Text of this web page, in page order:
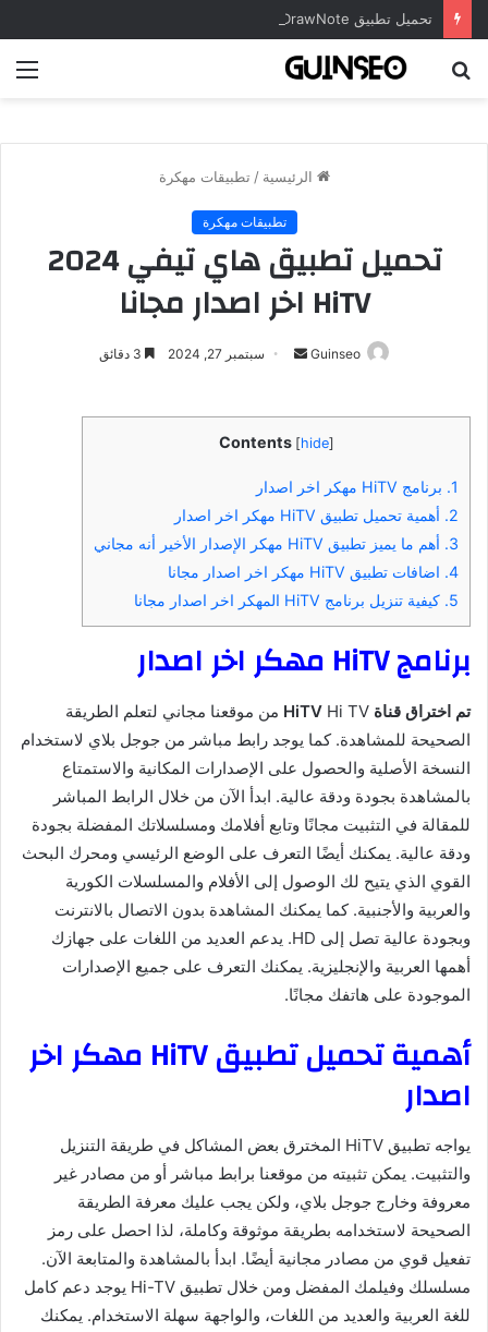
الرئيسية / تطبيقات مهكرة
تطبيقات مهكرة
تحميل تطبيق هاي تيفي 2024
HiTV اخر اصدار مجانا
Guinseo
أرسل سبتمبر 27, 2024
Contents [hide]
1. برنامج HiTV مهكر اخر اصدار
2. أهمية تحميل تطبيق HiTV مهكر اخر اصدار
3. أهم ما يميز تطبيق HiTV مهكر الإصدار الأخير أنه مجاني
4. اضافات تطبيق HiTV مهكر اخر اصدار مجانا
5. كيفية تنزيل برنامج HiTV المهكر اخر اصدار مجانا
برنامج HiTV مهكر اخر اصدار
تم اختراق قناة HiTV
Hi TV من موقعنا مجاني لتعلم الطريقة
الصحيحة للمشاهدة. كما يوجد رابط مباشر من جوجل بلاي لاستخدام
النسخة الأصلية والحصول على الإصدارات المكانية والاستمتاع
بالمشاهدة بجودة ودقة عالية. ابدأ الآن من خلال الرابط المباشر
للمقالة في التثبيت مجانًا وتابع أفلامك ومسلسلاتك المفضلة بجودة
ودقة عالية. يمكنك أيضًا التعرف على الوضع الرئيسي ومحرك البحث
القوي الذي يتيح لك الوصول إلى الأفلام والمسلسلات الكورية
والعربية والأجنبية. كما يمكنك المشاهدة بدون الاتصال بالانترنت
وبجودة عالية تصل إلى HD. يدعم العديد من اللغات على جهازك
أهمها العربية والإنجليزية. يمكنك التعرف على جميع الإصدارات
الموجودة على هاتفك مجانًا.
أهمية تحميل تطبيق HiTV مهكر اخر
اصدار
يواجه تطبيق HiTV المخترق بعض المشاكل في طريقة التنزيل
والتثبيت. يمكن تثبيته من موقعنا برابط مباشر أو من مصادر غير
معروفة وخارج جوجل بلاي، ولكن يجب عليك معرفة الطريقة
الصحيحة لاستخدامه بطريقة موثوقة وكاملة، لذا احصل على رمز
تفعيل قوي من مصادر مجانية أيضًا. ابدأ بالمشاهدة والمتابعة الآن.
مسلسلك وفيلمك المفضل ومن خلال تطبيق Hi-TV يوجد دعم كامل
للغة العربية والعديد من اللغات، والواجهة سهلة الاستخدام. يمكنك